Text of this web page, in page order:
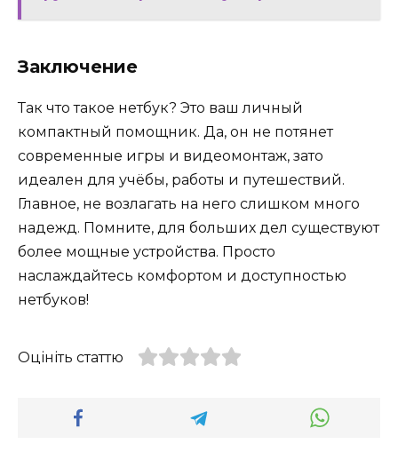
Заключение
Так что такое нетбук? Это ваш личный
компактный помощник. Да, он не потянет
современные игры и видеомонтаж, зато
идеален для учёбы, работы и путешествий.
Главное, не возлагать на него слишком много
надежд. Помните, для больших дел существуют
более мощные устройства. Просто
наслаждайтесь комфортом и доступностью
нетбуков!
Оцініть статтю